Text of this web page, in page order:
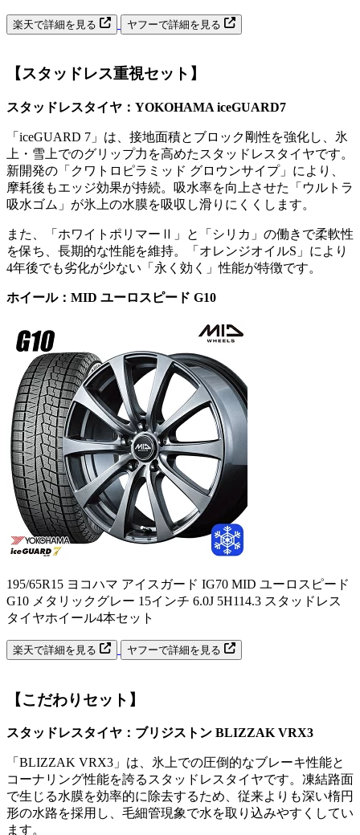
楽天で詳細を見る ヤフーで詳細を見る
【スタッドレス重視セット】
スタッドレスタイヤ：YOKOHAMA iceGUARD7
「iceGUARD 7」は、接地面積とブロック剛性を強化し、氷
上・雪上でのグリップ力を高めたスタッドレスタイヤです。
新開発の「クワトロピラミッド グロウンサイプ」により、
摩耗後もエッジ効果が持続。吸水率を向上させた「ウルトラ
吸水ゴム」が氷上の水膜を吸収し滑りにくくします。
また、「ホワイトポリマーⅡ」と「シリカ」の働きで柔軟性
を保ち、長期的な性能を維持。「オレンジオイルS」により
4年後でも劣化が少ない「永く効く」性能が特徴です。
ホイール：MID ユーロスピード G10
195/65R15 ヨコハマ アイスガード IG70 MID ユーロスピード
G10 メタリックグレー 15インチ 6.0J 5H114.3 スタッドレス
タイヤホイール4本セット
楽天で詳細を見る ヤフーで詳細を見る
【こだわりセット】
スタッドレスタイヤ：ブリジストン BLIZZAK VRX3
「BLIZZAK VRX3」は、氷上での圧倒的なブレーキ性能と
コーナリング性能を誇るスタッドレスタイヤです。凍結路面
で生じる水膜を効率的に除去するため、従来よりも深い楕円
形の水路を採用し、毛細管現象で水を取り込みやすくしてい
ます。